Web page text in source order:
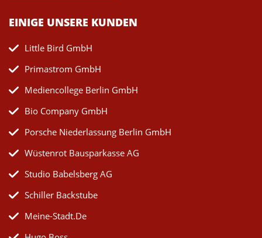
EINIGE UNSERE KUNDEN
Little Bird GmbH
Primastrom GmbH
Mediencollege Berlin GmbH
Bio Company GmbH
Porsche Niederlassung Berlin GmbH
Wüstenrot Bausparkasse AG
Studio Babelsberg AG
Schiller Backstube
Meine-Stadt.de